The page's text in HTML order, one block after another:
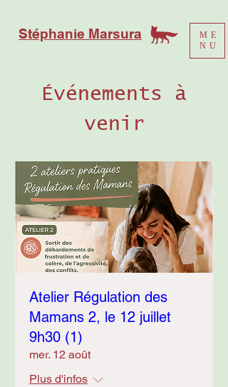
Stéphanie Marsura
ME
NU
Événements à
venir
Atelier Régulation des
Mamans 2, le 12 juillet
9h30 (1)
mer. 12 août
Plus d'infos